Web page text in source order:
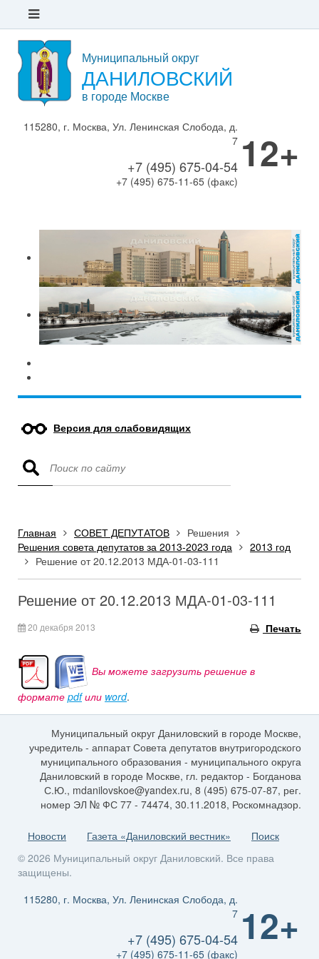
Муниципальный округ
ДАНИЛОВСКИЙ
в городе Москве
115280, г. Москва, Ул. Ленинская Слобода, д.
7
+7 (495) 675-04-54
+7 (495) 675-11-65 (факс)
12+
Версия для слабовидящих
Главная СОВЕТ ДЕПУТАТОВ
Решения
Решения совета депутатов за 2013-2023 года
2013 год
Решение от 20.12.2013 МДА-01-03-111
Решение от 20.12.2013 МДА-01-03-111
20 декабря 2013 Печать
Вы можете загрузить решение в
формате pdfили word.
Муниципальный округ Даниловский в городе Москве,
учредитель - аппарат Совета депутатов внутригородского
муниципального образования - муниципального округа
Даниловский в городе Москве, гл. редактор - Богданова
С.Ю., mdanilovskoe@yandex.ru, 8 (495) 675-07-87, рег.
номер ЭЛ № ФС 77 - 74474, 30.11.2018, Роскомнадзор.
Новости Газета «Даниловский вестник»
Поиск
© 2026 Муниципальный округ Даниловский. Все права
защищены.
115280, г. Москва, Ул. Ленинская Слобода, д.
7
+7 (495) 675-04-54
+7 (495) 675-11-65 (факс)
12+